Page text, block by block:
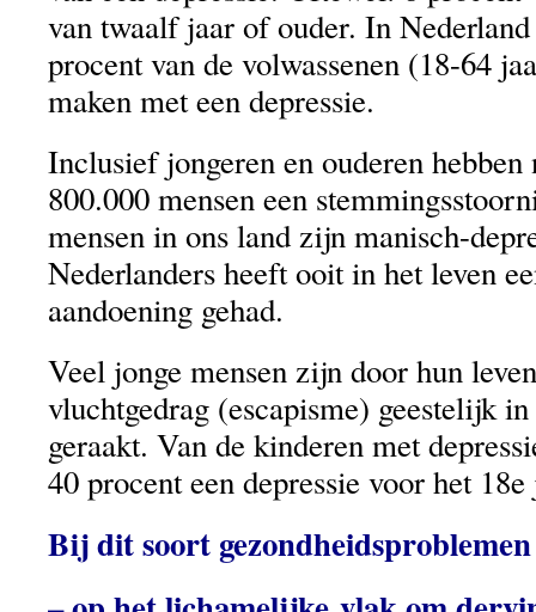
van twaalf jaar of ouder. In
procent van de volwassenen (18-64
maken met een depressie.
Inclusief jongeren en ouderen
800.000 mensen een
mensen in ons land zijn manisch-
Nederlanders heeft ooit in het leven
aandoening gehad.
Veel jonge mensen zijn door hun
vluchtgedrag (escapisme) geestelijk
geraakt. Van de kinderen met
40 procent een depressie voor het 18e
Bij dit soort